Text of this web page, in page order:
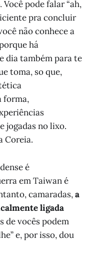
pode falar “ah,
pra concluir
não conhece a
há
dia também para te
toma, so que,
forma,
jogadas no lixo.
Coreia.
é
em Taiwan é
camaradas,a
ligada
de vocês podem
e, por isso, dou